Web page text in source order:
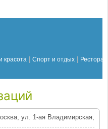
красота Спорт и отдых
ул. 1-ая Владимирская,